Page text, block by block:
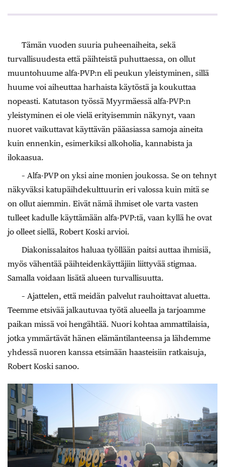
Tämän vuoden suuria puheenaiheita, sekä
turvallisuudesta että päihteistä puhuttaessa, on ollut
muuntohuume alfa-PVP:n eli peukun yleistyminen, sillä
huume voi aiheuttaa harhaista käytöstä ja koukuttaa
nopeasti. Katutason työssä Myyrmäessä alfa-PVP:n
yleistyminen ei ole vielä erityisemmin näkynyt, vaan
nuoret vaikuttavat käyttävän pääasiassa samoja aineita
kuin ennenkin, esimerkiksi alkoholia, kannabista ja
ilokaasua.
– Alfa-PVP on yksi aine monien joukossa. Se on tehnyt
näkyväksi katupäihdekulttuurin eri valossa kuin mitä se
on ollut aiemmin. Eivät nämä ihmiset ole varta vasten
tulleet kadulle käyttämään alfa-PVP:tä, vaan kyllä he ovat
jo olleet siellä, Robert Koski arvioi.
Diakonissalaitos haluaa työllään paitsi auttaa ihmisiä,
myös vähentää päihteidenkäyttäjiin liittyvää stigmaa.
Samalla voidaan lisätä alueen turvallisuutta.
– Ajattelen, että meidän palvelut rauhoittavat aluetta.
Teemme etsivää jalkautuvaa työtä alueella ja tarjoamme
paikan missä voi hengähtää. Nuori kohtaa ammattilaisia,
jotka ymmärtävät hänen elämäntilanteensa ja lähdemme
yhdessä nuoren kanssa etsimään haasteisiin ratkaisuja,
Robert Koski sanoo.